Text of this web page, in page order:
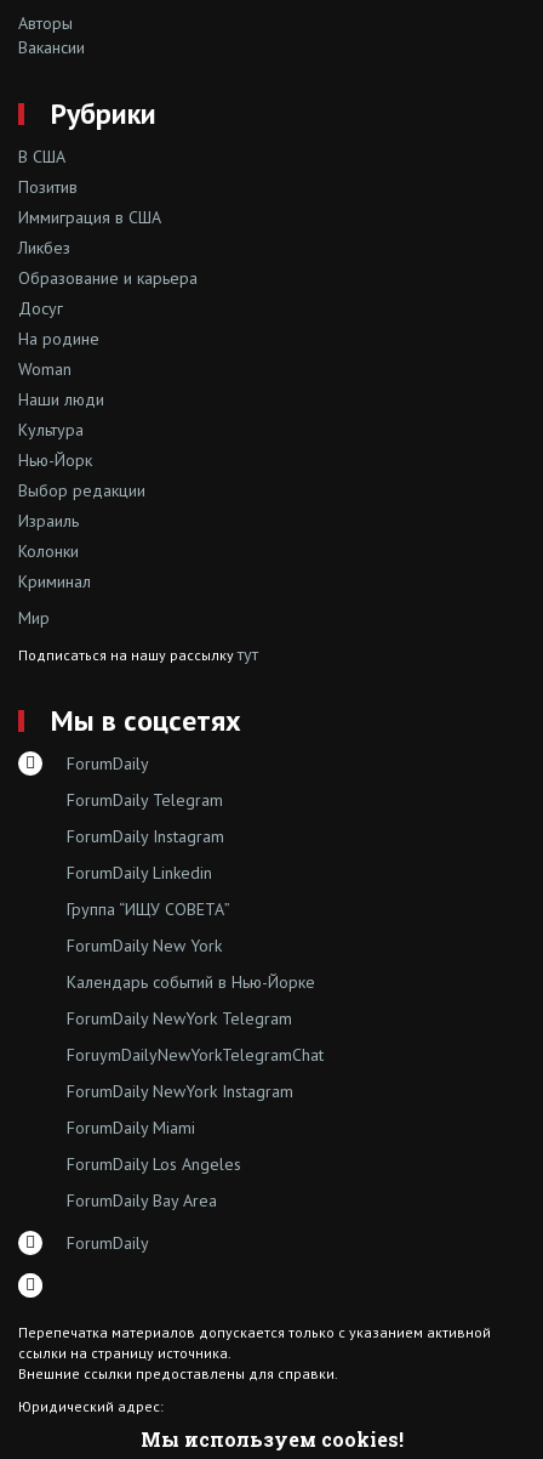
Авторы
Вакансии
Рубрики
В США
Позитив
Иммиграция в США
Ликбез
Образование и карьера
Досуг
На родине
Woman
Наши люди
Культура
Нью-Йорк
Выбор редакции
Израиль
Колонки
Криминал
Мир
Подписаться на нашу рассылкутут
Мы в соцсетях
ForumDaily
ForumDaily Telegram
ForumDaily Instagram
ForumDaily Linkedin
Группа “ИЩУ СОВЕТА”
ForumDaily New York
Календарь событий в Нью-Йорке
ForumDaily NewYork Telegram
ForuymDailyNewYorkTelegramChat
ForumDaily NewYork Instagram
ForumDaily Miami
ForumDaily Los Angeles
ForumDaily Bay Area
ForumDaily
Перепечатка материалов допускается только с указанием активной
ссылки на страницу источника.
Внешние ссылки предоставлены для справки.
Юридический адрес:
Brooklyn NY 11204Мы используем cookies!